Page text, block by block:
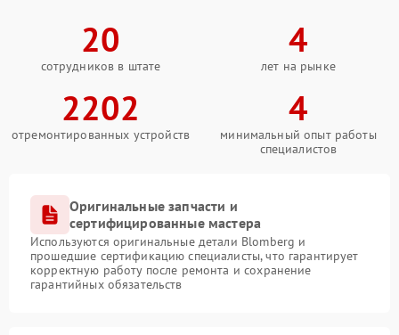
20
сотрудников в штате
4
лет на рынке
2202
отремонтированных устройств
4
минимальный опыт работы
специалистов
Оригинальные запчасти и
сертифицированные мастера
Используются оригинальные детали Blomberg и
прошедшие сертификацию специалисты, что гарантирует
корректную работу после ремонта и сохранение
гарантийных обязательств